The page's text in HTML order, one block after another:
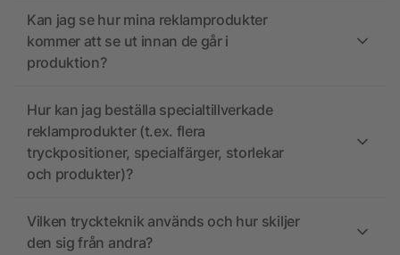
Kan jag se hur mina reklamprodukter
kommer att se ut innan de går i
produktion?
Hur kan jag beställa specialtillverkade
reklamprodukter (t.ex. flera
tryckpositioner, specialfärger, storlekar
och produkter)?
Vilken tryckteknik används och hur skiljer
den sig från andra?